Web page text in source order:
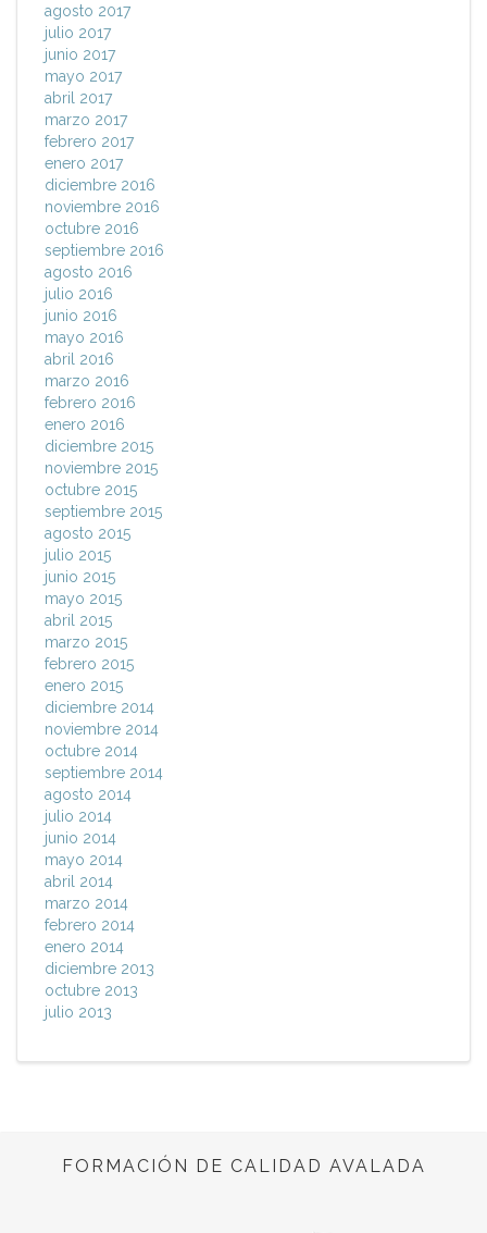
agosto 2017
julio 2017
junio 2017
mayo 2017
abril 2017
marzo 2017
febrero 2017
enero 2017
diciembre 2016
noviembre 2016
octubre 2016
septiembre 2016
agosto 2016
julio 2016
junio 2016
mayo 2016
abril 2016
marzo 2016
febrero 2016
enero 2016
diciembre 2015
noviembre 2015
octubre 2015
septiembre 2015
agosto 2015
julio 2015
junio 2015
mayo 2015
abril 2015
marzo 2015
febrero 2015
enero 2015
diciembre 2014
noviembre 2014
octubre 2014
septiembre 2014
agosto 2014
julio 2014
junio 2014
mayo 2014
abril 2014
marzo 2014
febrero 2014
enero 2014
diciembre 2013
octubre 2013
julio 2013
FORMACIÓN DE CALIDAD AVALADA